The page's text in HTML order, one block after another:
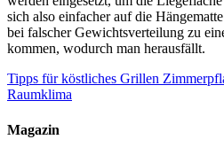
sich also einfacher auf die
bei falscher Gewichtsverteilung zu
kommen, wodurch man herausfällt.
Tipps für köstliches Grillen
Raumklima
Magazin